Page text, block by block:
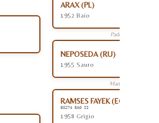
ARAX (PL)
1952 Baio
Padre
NEPOSEDA (RU)
1955 Sauro
Madre
RAMSES FAYEK (EG)
EG274 EA0 II
1958 Grigio